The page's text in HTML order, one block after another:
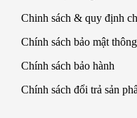
Chinh sách & quy định
Chính sách bảo mật
Chính sách bảo hành
Chính sách đổi trả sản